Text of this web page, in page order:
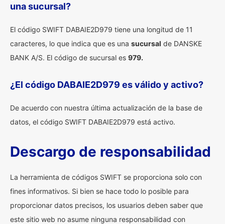
una sucursal?
El código SWIFT DABAIE2D979 tiene una longitud de 11
caracteres, lo que indica que es una sucursal de DANSKE
BANK A/S. El código de sucursal es 979.
¿El código DABAIE2D979 es válido y activo?
De acuerdo con nuestra última actualización de la base de
datos, el código SWIFT DABAIE2D979 está activo.
Descargo de responsabilidad
La herramienta de códigos SWIFT se proporciona solo con
fines informativos. Si bien se hace todo lo posible para
proporcionar datos precisos, los usuarios deben saber que
este sitio web no asume ninguna responsabilidad con